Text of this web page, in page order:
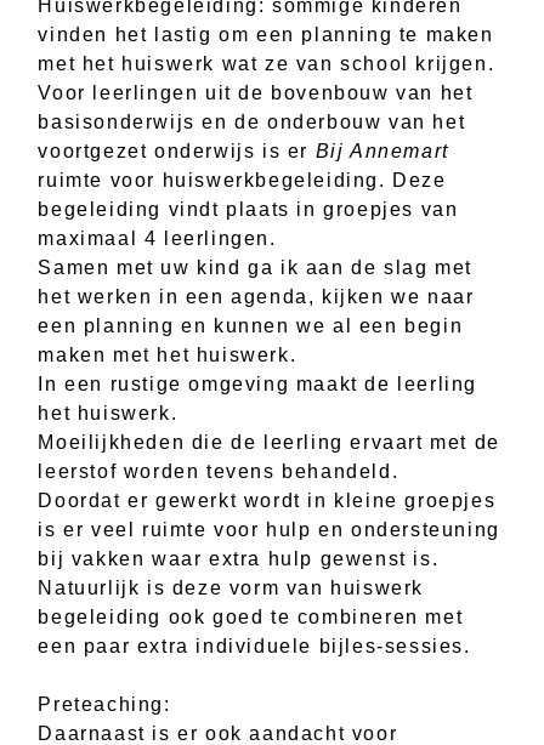
Huiswerkbegeleiding: sommige kinderen
vinden het lastig om een planning te maken
met het huiswerk wat ze van school krijgen.
Voor leerlingen uit de bovenbouw van het
basisonderwijs en de onderbouw van het
voortgezet onderwijs is er Bij Annemart
ruimte voor huiswerkbegeleiding. Deze
begeleiding vindt plaats in groepjes van
maximaal 4 leerlingen.
Samen met uw kind ga ik aan de slag met
het werken in een agenda, kijken we naar
een planning en kunnen we al een begin
maken met het huiswerk.
In een rustige omgeving maakt de leerling
het huiswerk.
Moeilijkheden die de leerling ervaart met de
leerstof worden tevens behandeld.
Doordat er gewerkt wordt in kleine groepjes
is er veel ruimte voor hulp en ondersteuning
bij vakken waar extra hulp gewenst is.
Natuurlijk is deze vorm van huiswerk
begeleiding ook goed te combineren met
een paar extra individuele bijles-sessies.
Preteaching:
Daarnaast is er ook aandacht voor